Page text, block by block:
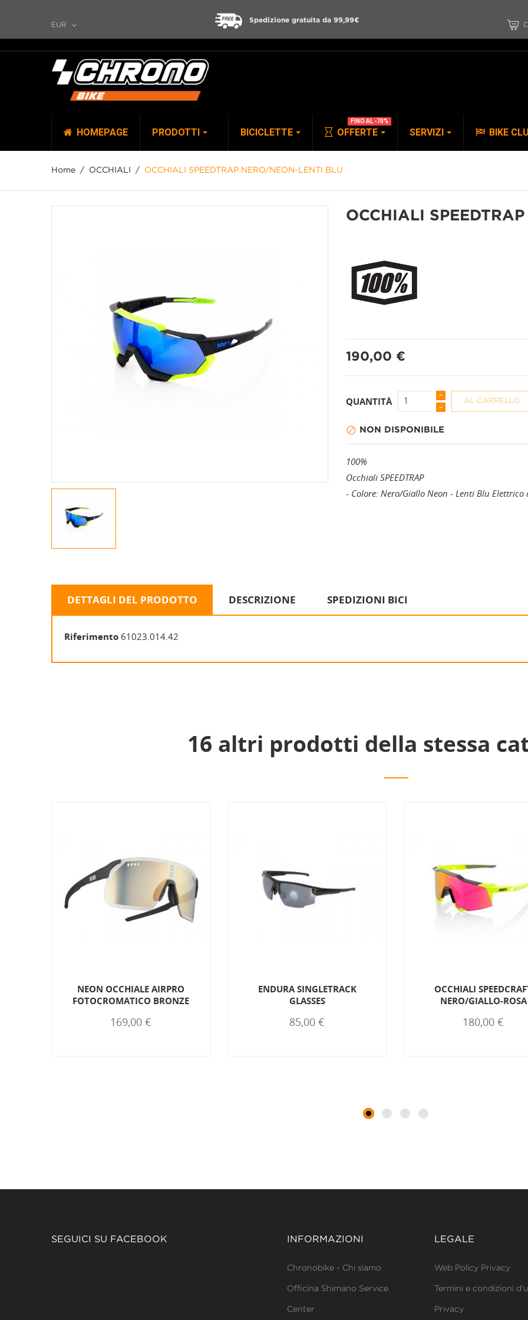
EUR
Spedizione gratuita da 99,99€
HOMEPAGE PRODOTTI
TOP
GIACCHE
MAGLIE A M. CORTE
PANTALONI
PANTALONI LUNGHI COPRISCARPE
MANICOTTI
BICICLETTE OFFERTE
FINO AL -70%
SERVIZI BIKE
Home OCCHIALI OCCHIALI SPEEDTRAP NERO/NEON-LENTI BLU
OCCHIALI
190,00 €
QUANTITÀ AL CARRELLO
 NON DISPONIBILE
100%
Occhiali SPEEDTRAP
- Colore: Nero/Giallo Neon - Lenti Blu Elettrico
DETTAGLI DEL PRODOTTO DESCRIZIONE SPEDIZIONI BICI
Riferimento 61023.014.42
16 altri prodotti della stessa
NEON OCCHIALE AIRPRO
FOTOCROMATICO BRONZE
169,00 €
ENDURA SINGLETRACK
GLASSES
85,00 €
OCCHIALI
NERO/GIALLO-ROSA
180,00 €
SEGUICI SU FACEBOOK INFORMAZIONI
Chronobike - Chi siamo
Officina Shimano Service
Center
LEGALE
Web Policy Privacy
Termini e condizioni
Privacy